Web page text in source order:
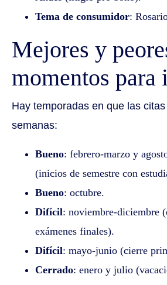
Tema de consumidor:
Mejores y
momentos para
Hay temporadas en que las
semanas:
Bueno: febrero-marzo y
(inicios de semestre con
Bueno: octubre.
Difícil: noviembre-diciembre
exámenes finales).
Difícil: mayo-junio (cierre
Cerrado: enero y julio